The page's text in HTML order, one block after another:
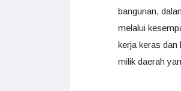
bangunan,
melalui
kerja keras dan
milik daerah